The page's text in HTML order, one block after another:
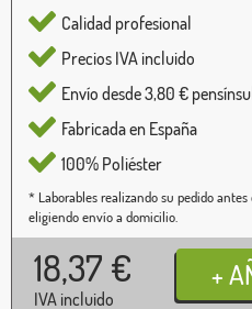
Calidad profesional
Precios IVA incluido
Envío desde 3,80 €
Fabricada en España
100% Poliéster
* Laborables realizando su pedido
eligiendo envío a domicilio.
18,37 €
IVA incluido